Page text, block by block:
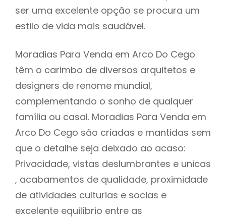
ser uma excelente opção se procura um
estilo de vida mais saudável.
Moradias Para Venda em Arco Do Cego
têm o carimbo de diversos arquitetos e
designers de renome mundial,
complementando o sonho de qualquer
família ou casal. Moradias Para Venda em
Arco Do Cego são criadas e mantidas sem
que o detalhe seja deixado ao acaso:
Privacidade, vistas deslumbrantes e unicas
, acabamentos de qualidade, proximidade
de atividades culturias e socias e
excelente equilíbrio entre as